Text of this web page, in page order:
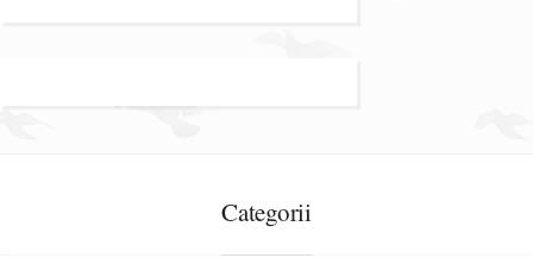
Categorii